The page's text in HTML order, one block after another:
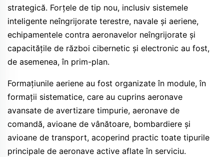
strategică. Forțele de tip nou, inclusiv sistemele
inteligente neîngrijorate terestre, navale și aeriene,
echipamentele contra aeronavelor neîngrijorate și
capacitățile de război cibernetic și electronic au fost,
de asemenea, în prim-plan.
Formațiunile aeriene au fost organizate în module, în
formații sistematice, care au cuprins aeronave
avansate de avertizare timpurie, aeronave de
comandă, avioane de vânătoare, bombardiere și
avioane de transport, acoperind practic toate tipurile
principale de aeronave active aflate în serviciu.